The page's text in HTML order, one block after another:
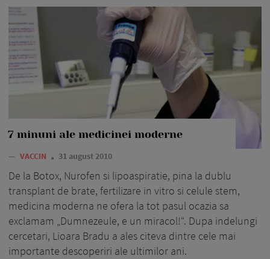
7 minuni ale medicinei moderne
— VACCIN 31 august 2010
De la Botox, Nurofen si lipoaspiratie, pina la dublu
transplant de brate, fertilizare in vitro si celule stem,
medicina moderna ne ofera la tot pasul ocazia sa
exclamam „Dumnezeule, e un miracol!“. Dupa indelungi
cercetari, Lioara Bradu a ales citeva dintre cele mai
importante descoperiri ale ultimilor ani.